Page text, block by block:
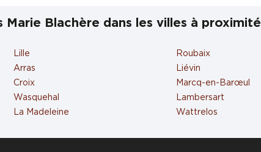
Marie Blachère dans les villes à proximité
Lille
Arras
Croix
Wasquehal
La Madeleine
Roubaix
Liévin
Marcq-en-Barœul
Lambersart
Wattrelos